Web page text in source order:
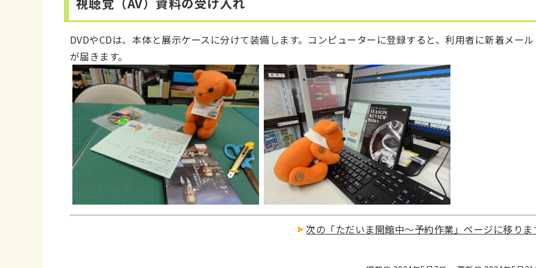
DVDやCDは、本体と展示ケースに分けて装備します。コンピューターに登録すると、利用者に新着メール
が届きます。
次の「ただいま開館中～予約作業」ページに移りま